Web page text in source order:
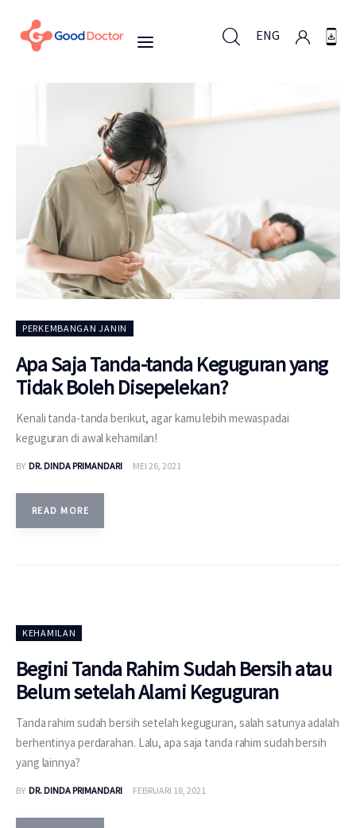
ENG
ENG
Untuk Bisnis
Untuk Anda
Mengapa Good Doctor
Berita
Layanan
PERKEMBANGAN JANIN
Apa Saja Tanda-tanda Keguguran yang
Tidak Boleh Disepelekan?
Kenali tanda-tanda berikut, agar kamu lebih mewaspadai
keguguran di awal kehamilan!
BY DR. DINDA PRIMANDARI MEI 26, 2021
READ MORE
KEHAMILAN
Begini Tanda Rahim Sudah Bersih atau
Belum setelah Alami Keguguran
Tanda rahim sudah bersih setelah keguguran, salah satunya adalah
berhentinya perdarahan. Lalu, apa saja tanda rahim sudah bersih
yang lainnya?
BY DR. DINDA PRIMANDARI FEBRUARI 18, 2021